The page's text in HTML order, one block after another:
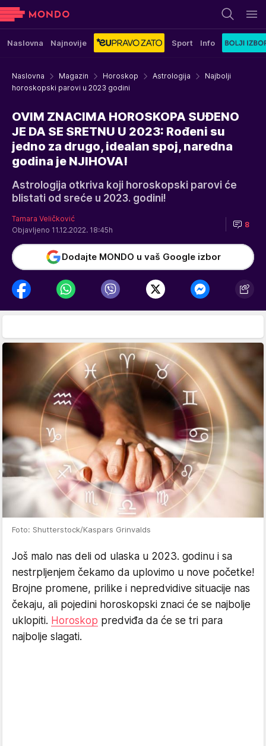
Naslovna Najnovije Sport Info
Naslovna Magazin Horoskop Astrologija
Najbolji
horoskopski parovi u 2023 godini
OVIM ZNACIMA HOROSKOPA SUĐENO
JE DA SE SRETNU U 2023: Rođeni su
jedno za drugo, idealan spoj, naredna
godina je NJIHOVA!
Astrologija otkriva koji horoskopski parovi će
blistati od sreće u 2023. godini!
Tamara Veličković
Objavljeno 11.12.2022. 18:45h
8
Dodajte MONDO u vaš Google izbor
Foto: Shutterstock/Kaspars Grinvalds
Još malo nas deli od ulaska u 2023. godinu i sa
nestrpljenjem čekamo da uplovimo u nove početke!
Brojne promene, prilike i nepredvidive situacije nas
čekaju, ali pojedini horoskopski znaci će se najbolje
uklopiti. Horoskop predviđa da će se tri para
najbolje slagati.